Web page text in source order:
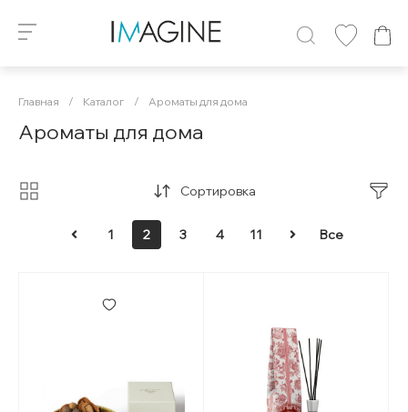
Главная / Каталог / Ароматы для дома
Ароматы для дома
Сортировка
1 2 3 4 11 Все